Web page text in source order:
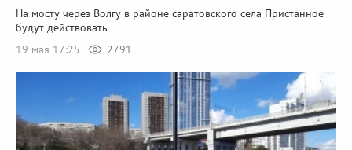
На мосту через Волгу в районе саратовского села Пристанное
будут действовать
19 мая 17:25
2791